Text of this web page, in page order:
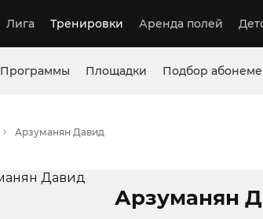
Лига Тренировки Аренда полей
Программы Площадки Подбор
Арзуманян Давид
Арзуманян